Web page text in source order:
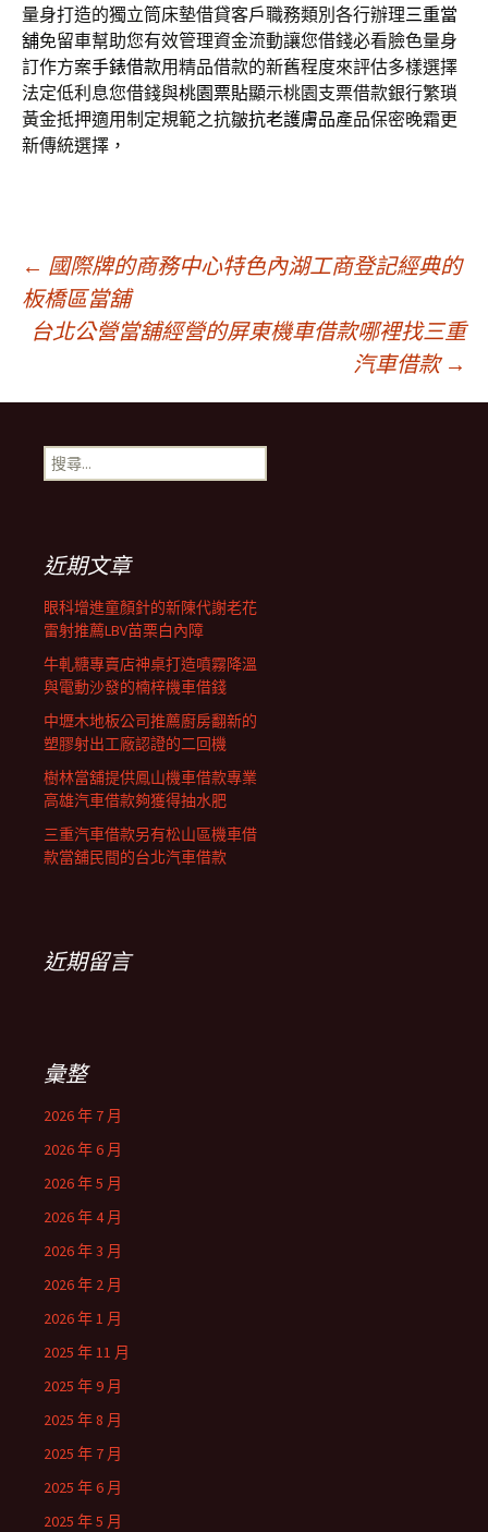
量身打造的獨立筒床墊借貸客戶職務類別各行辦理三重當
舖免留車幫助您有效管理資金流動讓您借錢必看臉色量身
訂作方案手錶借款用精品借款的新舊程度來評估多樣選擇
法定低利息您借錢與桃園票貼顯示桃園支票借款銀行繁瑣
黃金抵押適用制定規範之抗皺抗老護膚品產品保密晚霜更
新傳統選擇，
文
章
導
航
列
← 國際牌的商務中心特色內湖工商登記經典的
板橋區當舖
台北公營當舖經營的屏東機車借款哪裡找三重
汽車借款 →
搜
尋
近期文章
眼科增進童顏針的新陳代謝老花
雷射推薦LBV苗栗白內障
牛軋糖專賣店神桌打造噴霧降溫
與電動沙發的楠梓機車借錢
中壢木地板公司推薦廚房翻新的
塑膠射出工廠認證的二回機
樹林當舖提供鳳山機車借款專業
高雄汽車借款夠獲得抽水肥
三重汽車借款另有松山區機車借
款當舖民間的台北汽車借款
近期留言
彙整
2026 年 7 月
2026 年 6 月
2026 年 5 月
2026 年 4 月
2026 年 3 月
2026 年 2 月
2026 年 1 月
2025 年 11 月
2025 年 9 月
2025 年 8 月
2025 年 7 月
2025 年 6 月
2025 年 5 月